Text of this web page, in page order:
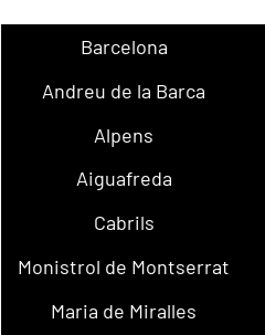
Barcelona
Andreu de la Barca
Alpens
Aiguafreda
Cabrils
Monistrol de Montserrat
Maria de Miralles